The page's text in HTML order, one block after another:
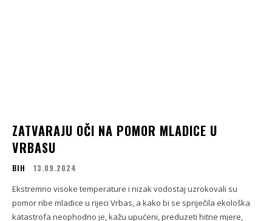
ZATVARAJU OČI NA POMOR MLADICE U
VRBASU
BIH 13.09.2024
Ekstremno visoke temperature i nizak vodostaj uzrokovali su
pomor ribe mladice u rijeci Vrbas, a kako bi se spriječila ekološka
katastrofa neophodno je, kažu upućeni, preduzeti hitne mjere,